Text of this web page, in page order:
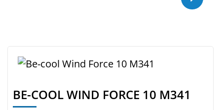
BE-COOL WIND FORCE 10 M341